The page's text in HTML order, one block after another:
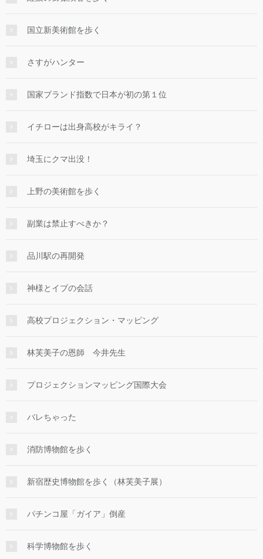
国立新美術館を歩く
さすがハンター
国家ブランド指数で日本が初の第１位
イチローは出身高校がキライ？
埼玉にクマ出没！
上野の美術館を歩く
副業は禁止すべきか？
品川駅の再開発
神様とイブの会話
高校プロジェクション・マッピング
林芙美子の恩師 今井先生
プロジェクションマッピング国際大会
バレちゃった
消防博物館を歩く
新宿歴史博物館を歩く（林芙美子展）
パチンコ屋「ガイア」倒産
科学博物館を歩く